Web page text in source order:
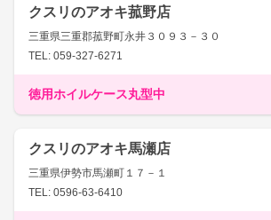
クスリのアオキ菰野店
三重県三重郡菰野町永井３０９３－３０
TEL: 059-327-6271
徳用ホイルケース丸型中
クスリのアオキ馬瀬店
三重県伊勢市馬瀬町１７－１
TEL: 0596-63-6410